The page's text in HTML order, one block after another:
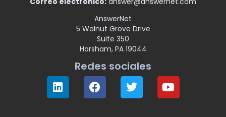
AnswerNet
5 Walnut Grove Drive
Suite 350
Horsham, PA 19044
Redes sociales